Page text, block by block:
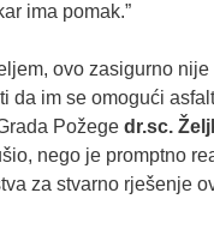
ima pomak.”
ovo zasigurno
da im se omogući
Požege dr.sc.
nego je promptno
za stvarno rješenje